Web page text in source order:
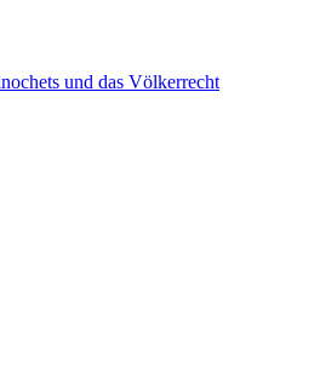
und das Völkerrecht